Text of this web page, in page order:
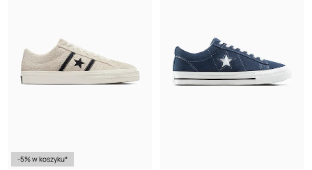
-5% w koszyku*